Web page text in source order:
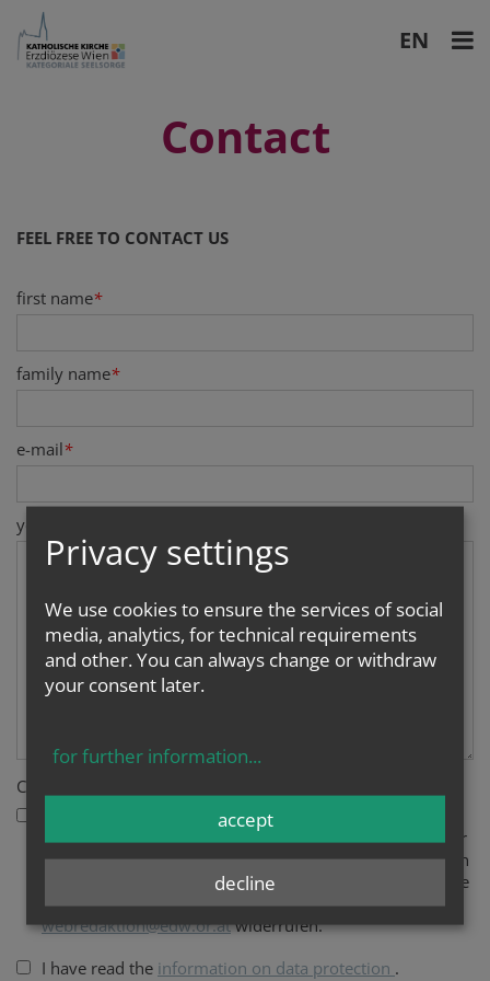
DE
EN
Contact
FEEL FREE TO CONTACT US
first name*
family name*
e-mail*
your message
Consent
Hiermit stimme ich zu, dass meine personenbezogenen
Daten, nämlich Name und E-Mailadresse im Rahmen der
Datenschutzerklärungverarbeitet werden dürfen und ich
zu diesem Zweck kontaktiert werden darf. Ich kann diese
Zustimmung jederzeit schriftlich bei
webredaktion@edw.or.atwiderrufen.
I have read the information on data protection .
Privacy settings
We use cookies to ensure the services of social
media, analytics, for technical requirements
and other. You can always change or withdraw
your consent later.
for further information...
decline
accept